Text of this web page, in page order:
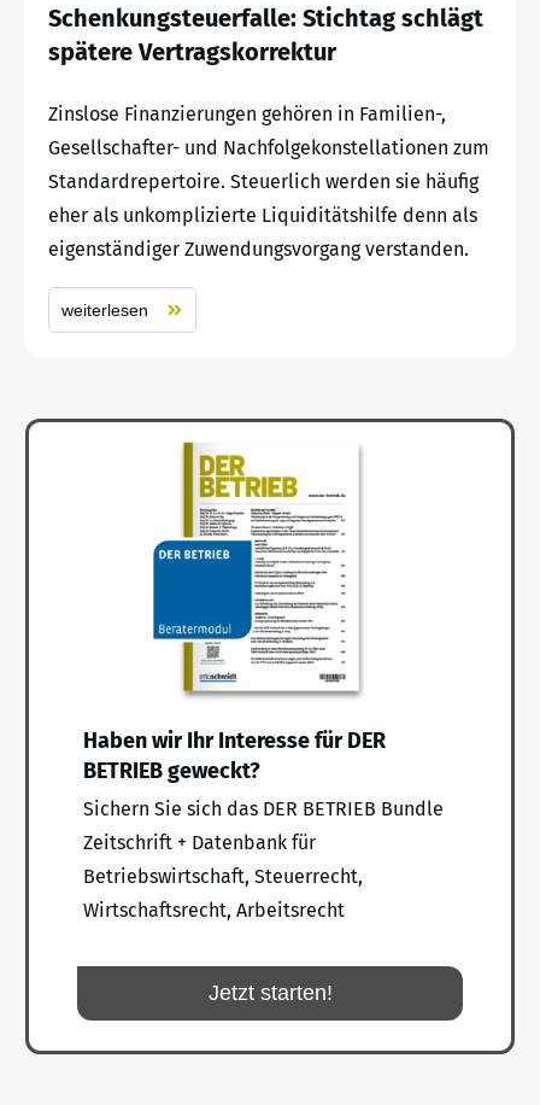
Schenkungsteuerfalle: Stichtag schlägt
spätere Vertragskorrektur
Zinslose Finanzierungen gehören in Familien-,
Gesellschafter- und Nachfolgekonstellationen zum
Standardrepertoire. Steuerlich werden sie häufig
eher als unkomplizierte Liquiditätshilfe denn als
eigenständiger Zuwendungsvorgang verstanden.
weiterlesen
Haben wir Ihr Interesse für DER
BETRIEB geweckt?
Sichern Sie sich das DER BETRIEB Bundle
Zeitschrift + Datenbank für
Betriebswirtschaft, Steuerrecht,
Wirtschaftsrecht, Arbeitsrecht
Jetzt starten!